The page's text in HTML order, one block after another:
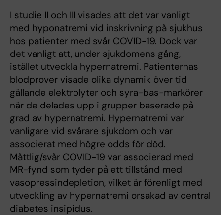
I studie II och III visades att det var vanligt
med hyponatremi vid inskrivning på sjukhus
hos patienter med svår COVID-19. Dock var
det vanligt att, under sjukdomens gång,
istället utveckla hypernatremi. Patienternas
blodprover visade olika dynamik över tid
gällande elektrolyter och syra-bas-markörer
när de delades upp i grupper baserade på
grad av hypernatremi. Hypernatremi var
vanligare vid svårare sjukdom och var
associerat med högre odds för död.
Måttlig/svår COVID-19 var associerad med
MR-fynd som tyder på ett tillstånd med
vasopressindepletion, vilket är förenligt med
utveckling av hypernatremi orsakad av central
diabetes insipidus.